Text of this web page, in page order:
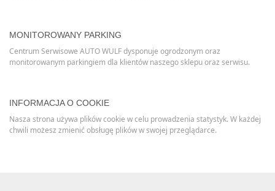
MONITOROWANY PARKING
Centrum Serwisowe AUTO WULF dysponuje ogrodzonym oraz
monitorowanym parkingiem dla klientów naszego sklepu oraz serwisu.
INFORMACJA O COOKIE
Nasza strona używa plików cookie w celu prowadzenia statystyk. W każdej
chwili możesz zmienić obsługę plików w swojej przeglądarce.